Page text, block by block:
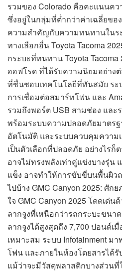
รวมของ Colorado คือคะแนนค
ซึ่งอยู่ในกลุ่มที่ต่ำกว่าค่าเฉลี่ยขอ
ความสำคัญกับความทนทานในร
ทางเลือกอื่น Toyota Tacoma
กระบะที่ทนทาน Toyota Tacoma
ออฟโรด ที่ได้รับความนิยมอย่าง
ที่ชื่นชอบเทคโนโลยีที่ทันสมัย ระ
การเชื่อมต่อสมาร์ทโฟน และ
รวมถึงพอร์ต USB สามช่อง และ
พร้อมระบบความปลอดภัยมาตรฐ
อัตโนมัติ และระบบควบคุมความ
เป็นตัวเลือกที่ปลอดภัย อย่างไรก็
อาจไม่ทรงพลังเท่าคู่แข่งบางรุ่น
แข็ง อาจทำให้การขับขี่บนพื้นผิว
ไปบ้าง GMC Canyon 2025: ศัก
ใจ GMC Canyon 2025 โดดเด่
ลากจูงที่เหนือกว่ารถกระบะขนา
ลากจูงได้สูงสุดถึง 7,700 ปอนด์
เหมาะสม ระบบ Infotainment ม
โฟน และภายในห้องโดยสารได้
แม้ว่าจะมีวัสดุพลาสติกบางส่วน